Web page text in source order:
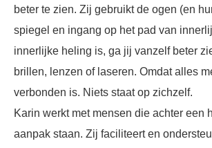
beter te zien. Zij gebruikt de ogen (en
spiegel en ingang op het pad van
innerlijke heling is, ga jij vanzelf beter
brillen, lenzen of laseren. Omdat alles
verbonden is. Niets staat op zichzelf.
Karin werkt met mensen die achter een
aanpak staan. Zij faciliteert en